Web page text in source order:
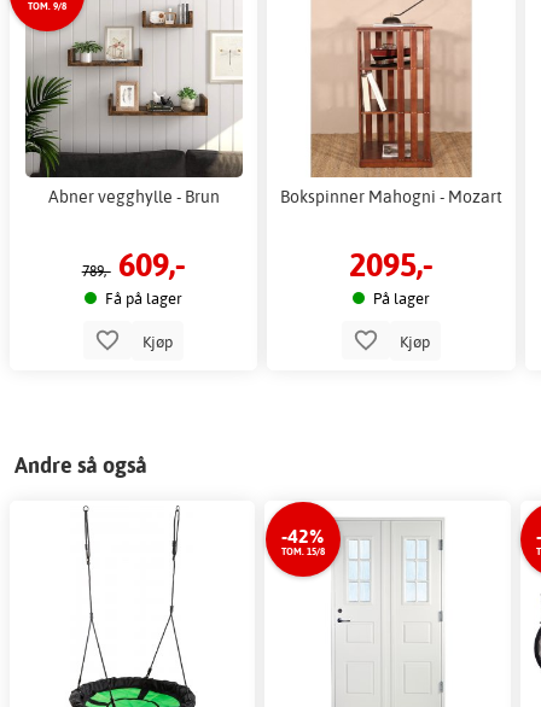
TOM. 9/8
Abner vegghylle - Brun
789,- 609,-
Få på lager
Kjøp
Bokspinner Mahogni - Mozart
2095,-
På lager
Kjøp
Andre så også
-42%
TOM. 15/8